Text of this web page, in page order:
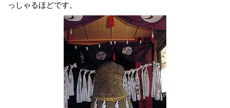
っしゃるほどです。